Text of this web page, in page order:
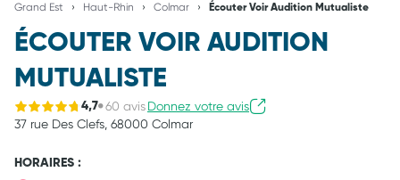
Grand Est
Haut-Rhin Colmar Écouter Voir Audition Mutualiste
ÉCOUTER VOIR AUDITION
MUTUALISTE
4,7 60 avisDonnez votre avis
37 rue Des Clefs, 68000 Colmar
HORAIRES :